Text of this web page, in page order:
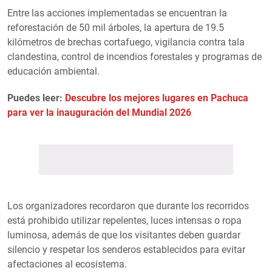
Entre las acciones implementadas se encuentran la
reforestación de 50 mil árboles, la apertura de 19.5
kilómetros de brechas cortafuego, vigilancia contra tala
clandestina, control de incendios forestales y programas de
educación ambiental.
Puedes leer: Descubre los mejores lugares en Pachuca
para ver la inauguración del Mundial 2026
Los organizadores recordaron que durante los recorridos
está prohibido utilizar repelentes, luces intensas o ropa
luminosa, además de que los visitantes deben guardar
silencio y respetar los senderos establecidos para evitar
afectaciones al ecosistema.